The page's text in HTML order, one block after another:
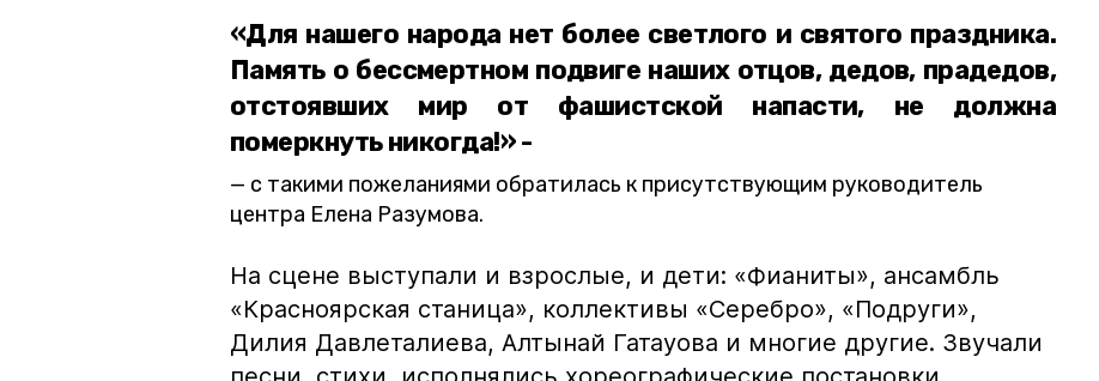
«Для нашего народа нет более светлого и святого праздника.
Память о бессмертном подвиге наших отцов, дедов, прадедов,
отстоявших мир от фашистской напасти, не должна
померкнуть никогда!» -
с такими пожеланиями обратилась к присутствующим руководитель
центра Елена Разумова.
На сцене выступали и взрослые, и дети: «Фианиты», ансамбль
«Красноярская станица», коллективы «Серебро», «Подруги»,
Дилия Давлеталиева, Алтынай Гатауова и многие другие. Звучали